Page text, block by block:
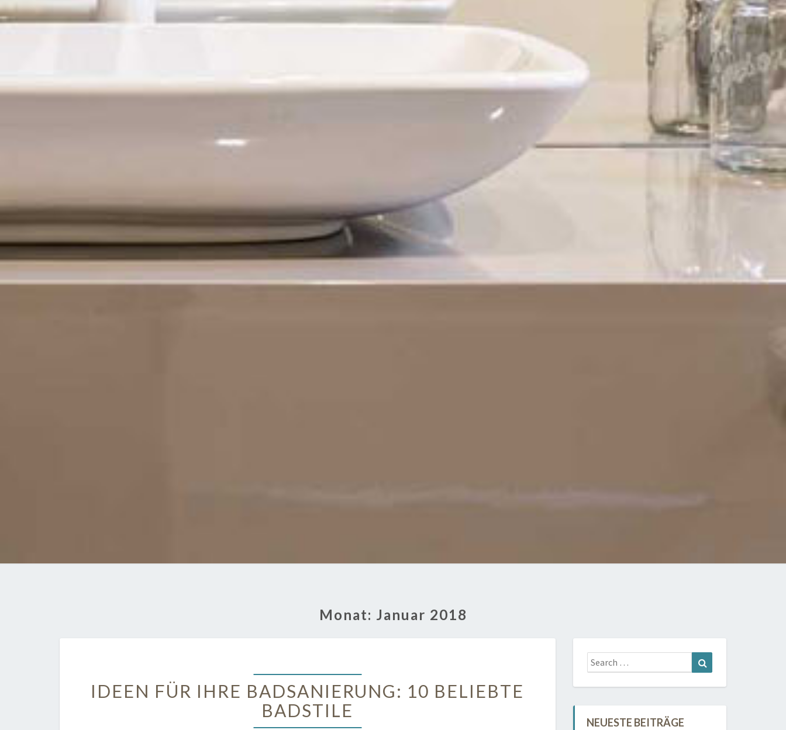
Monat: Januar 2018
IDEEN
FÜR
IHRE
BADSANIERUNG:
IDEEN FÜR IHRE BADSANIERUNG: 10 BELIEBTE
BADSTILE
Search
for:
NEUESTE BEITRÄGE